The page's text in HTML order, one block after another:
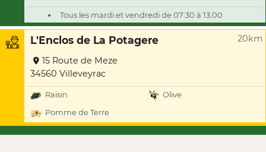
Tous les mardi et vendredi de 07:30 à 13:00
L'Enclos de La Potagere 20km
15 Route de Meze
34560 Villeveyrac
Raisin
Olive
Pomme de Terre